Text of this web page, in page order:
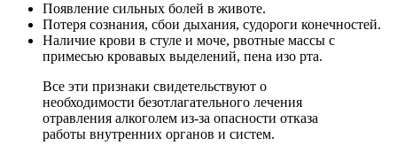
Появление сильных болей в животе.
Потеря сознания, сбои дыхания, судороги конечностей.
Наличие крови в стуле и моче, рвотные массы с
примесью кровавых выделений, пена изо рта.
Все эти признаки свидетельствуют о
необходимости безотлагательного лечения
отравления алкоголем из-за опасности отказа
работы внутренних органов и систем.